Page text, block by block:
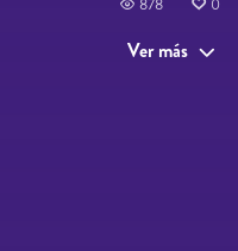
Ver más